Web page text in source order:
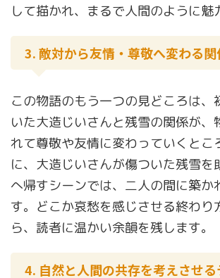
して描かれ、まるで人間のように魅
3. 敵対から友情・尊敬へ変わる関
この物語のもう一つの見どころは、
いた大造じいさんと残雪の関係が、
れて尊敬や友情に変わっていくとこ
に、大造じいさんが傷ついた残雪を
へ帰すシーンでは、二人の間に築か
す。どこか哀愁を感じさせる終わり
ら、読者に温かい余韻を残します。
4. 自然と人間の共存を考えさせる